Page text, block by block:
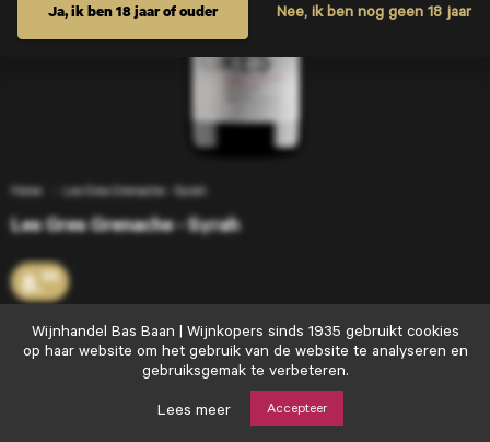
Home Les Gres Grenache - Syrah
Les Gres Grenache - Syrah
8.95
+ Voeg toe
Ja, ik ben 18 jaar of ouder Nee, ik ben nog geen 18 jaar
Wijnhandel
Bas
Baan
Wijnhandel Bas Baan | Wijnkopers sinds 1935 gebruikt cookies
op haar website om het gebruik van de website te analyseren en
gebruiksgemak te verbeteren.
Lees meer Accepteer